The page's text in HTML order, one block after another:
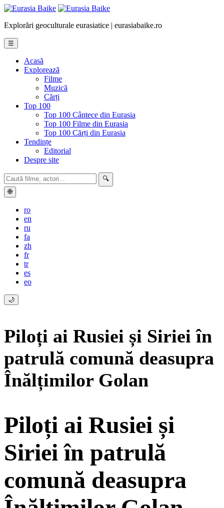
Explorări geoculturale eurasiatice | eurasiabaike.ro
☰
Acasă
Explorează
Filme
Muzică
Cărți
Top 100
Top 100 Cântece din Eurasia
Top 100 Filme din Eurasia
Top 100 Cărți din Eurasia
Tendințe
Editorial
Despre site
🔍
🌐
ro
en
ru
fa
zh
fr
tr
es
eo
🌙
Piloți ai Rusiei și Siriei în
patrulă comună deasupra
Înălțimilor Golan
Piloți ai Rusiei și
Siriei în patrulă
comună deasupra